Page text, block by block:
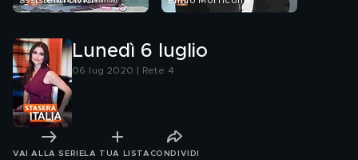
Lunedì 6 luglio
06 lug 2020 | Rete 4
VAI ALLA SERIE LA TUA LISTA CONDIVIDI